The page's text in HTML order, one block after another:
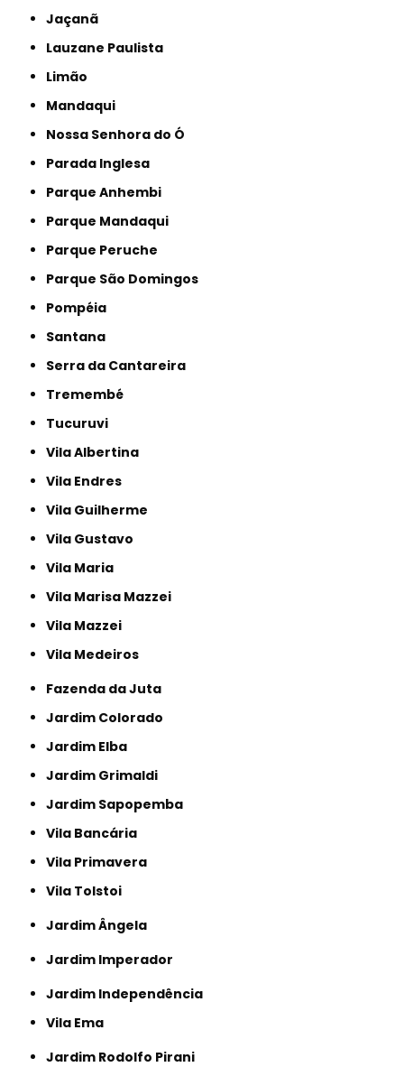
Jaçanã
Lauzane Paulista
Limão
Mandaqui
Nossa Senhora do Ó
Parada Inglesa
Parque Anhembi
Parque Mandaqui
Parque Peruche
Parque São Domingos
Pompéia
Santana
Serra da Cantareira
Tremembé
Tucuruvi
Vila Albertina
Vila Endres
Vila Guilherme
Vila Gustavo
Vila Maria
Vila Marisa Mazzei
Vila Mazzei
Vila Medeiros
Fazenda da Juta
Jardim Colorado
Jardim Elba
Jardim Grimaldi
Jardim Sapopemba
Vila Bancária
Vila Primavera
Vila Tolstoi
Jardim Ângela
Jardim Imperador
Jardim Independência
Vila Ema
Jardim Rodolfo Pirani